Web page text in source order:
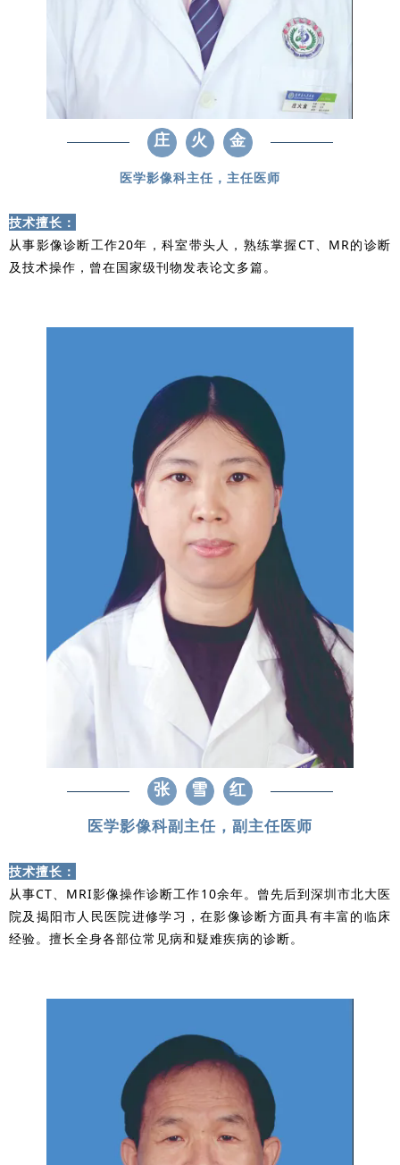
庄 火 金
医学影像科主任，主任医师
技术擅长：
从事影像诊断工作20年，科室带头人，熟练掌握CT、MR的诊断
及技术操作，曾在国家级刊物发表论文多篇。
张 雪 红
医学影像科副主任，副主任医师
技术擅长：
从事CT、MRI影像操作诊断工作10余年。曾先后到深圳市北大医
院及揭阳市人民医院进修学习，在影像诊断方面具有丰富的临床
经验。擅长全身各部位常见病和疑难疾病的诊断。